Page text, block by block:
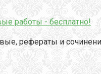
работы - бесплатно!
рефераты и